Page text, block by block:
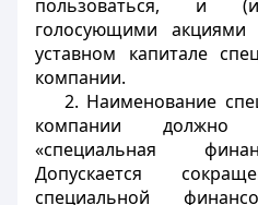
пользоваться, и
голосующими
уставном капитале
компании.
2. Наименование
компании должно
«специальная
Допускается
специальной